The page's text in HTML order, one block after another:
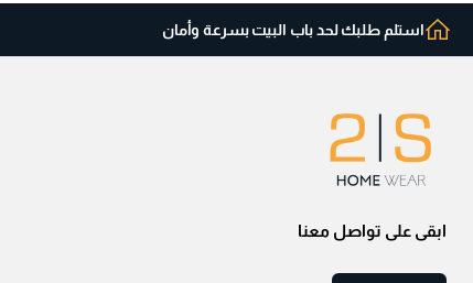
استلم طلبك لحد باب البيت بسرعة وأمان
ابقى على تواصل معنا